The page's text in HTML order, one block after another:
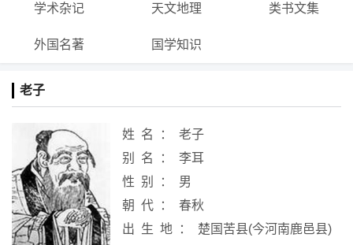
学术杂记 天文地理 类书文集
外国名著 国学知识
老子
姓名：老子
别名：李耳
性别： 男
朝代：春秋
出生地： 楚国苦县(今河南鹿邑县)